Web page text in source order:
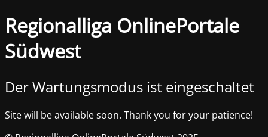
Regionalliga OnlinePortale
Südwest
Der Wartungsmodus ist eingeschaltet
Site will be available soon. Thank you for your patience!